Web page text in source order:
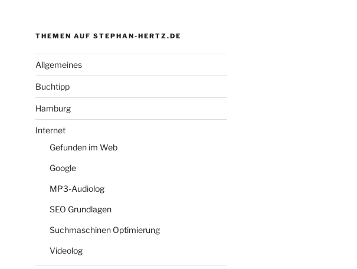
THEMEN AUF STEPHAN-HERTZ.DE
Allgemeines
Buchtipp
Hamburg
Internet
Gefunden im Web
Google
MP3-Audiolog
SEO Grundlagen
Suchmaschinen Optimierung
Videolog